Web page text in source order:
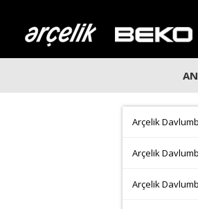
Arçelik
Arçelik
Arçelik